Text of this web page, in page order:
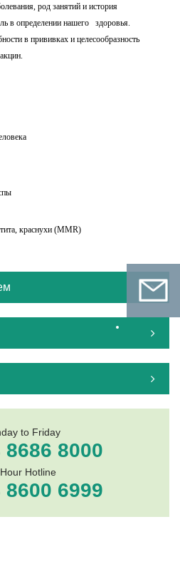
бронирование
род занятий и история
в определении нашего здоровья.
в прививках и целесообразность
краснухи (MMR)
to Friday
8686 8000
Hotline
8600 6999